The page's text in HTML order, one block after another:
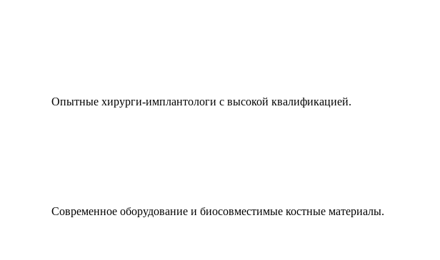
Опытные хирурги-имплантологи с высокой квалификацией.
Современное оборудование и биосовместимые костные материалы.